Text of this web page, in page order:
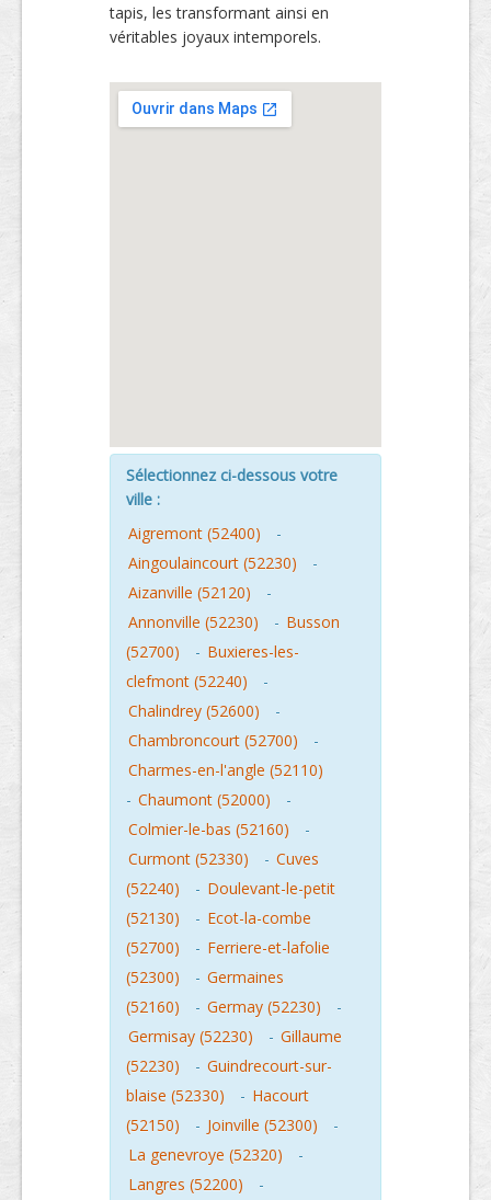
tapis, les transformant ainsi en
véritables joyaux intemporels.
Sélectionnez ci-dessous votre
ville :
Aigremont (52400)
-
Aingoulaincourt (52230)
-
Aizanville (52120)
-
Annonville (52230)
- Busson
(52700)
- Buxieres-les-
clefmont (52240)
-
Chalindrey (52600)
-
Chambroncourt (52700)
-
Charmes-en-l'angle (52110)
- Chaumont (52000)
-
Colmier-le-bas (52160)
-
Curmont (52330)
- Cuves
(52240)
- Doulevant-le-petit
(52130)
- Ecot-la-combe
(52700)
- Ferriere-et-lafolie
(52300)
- Germaines
(52160)
- Germay (52230)
-
Germisay (52230)
- Gillaume
(52230)
- Guindrecourt-sur-
blaise (52330)
- Hacourt
(52150)
- Joinville (52300)
-
La genevroye (52320)
-
Langres (52200)
-